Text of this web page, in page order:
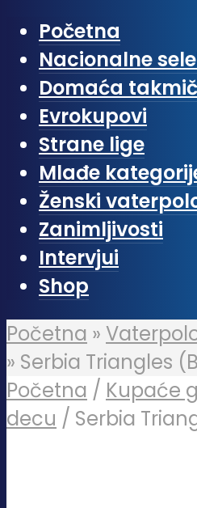
Početna
Nacionalne
Domaća
Evrokupovi
Strane lige
Mlađe
Ženski
Zanimljivosti
Intervjui
Shop
Početna »
» Serbia Triangles
Početna / Kupaće
decu / Serbia